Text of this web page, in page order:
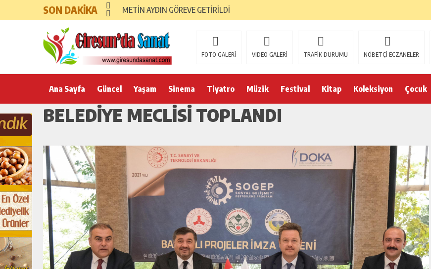
SON DAKİKA METİN AYDIN GÖREVE GETİRİLDİ
FOTO GALERİ VIDEO GALERİ TRAFİK DURUMU NÖBETÇİ ECZANELER
Ana Sayfa Güncel Yaşam Sinema Tiyatro Müzik Festival Kitap Koleksiyon Çocuk
BELEDİYE MECLİSİ TOPLANDI